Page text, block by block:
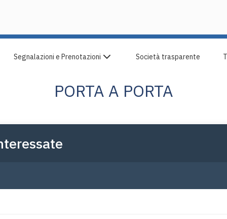
Pescara Centro
PORTA A PORTA
Segnalazioni e Prenotazioni Società trasparente